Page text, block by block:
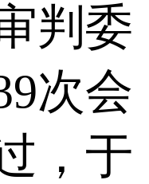
判委
次会
，于